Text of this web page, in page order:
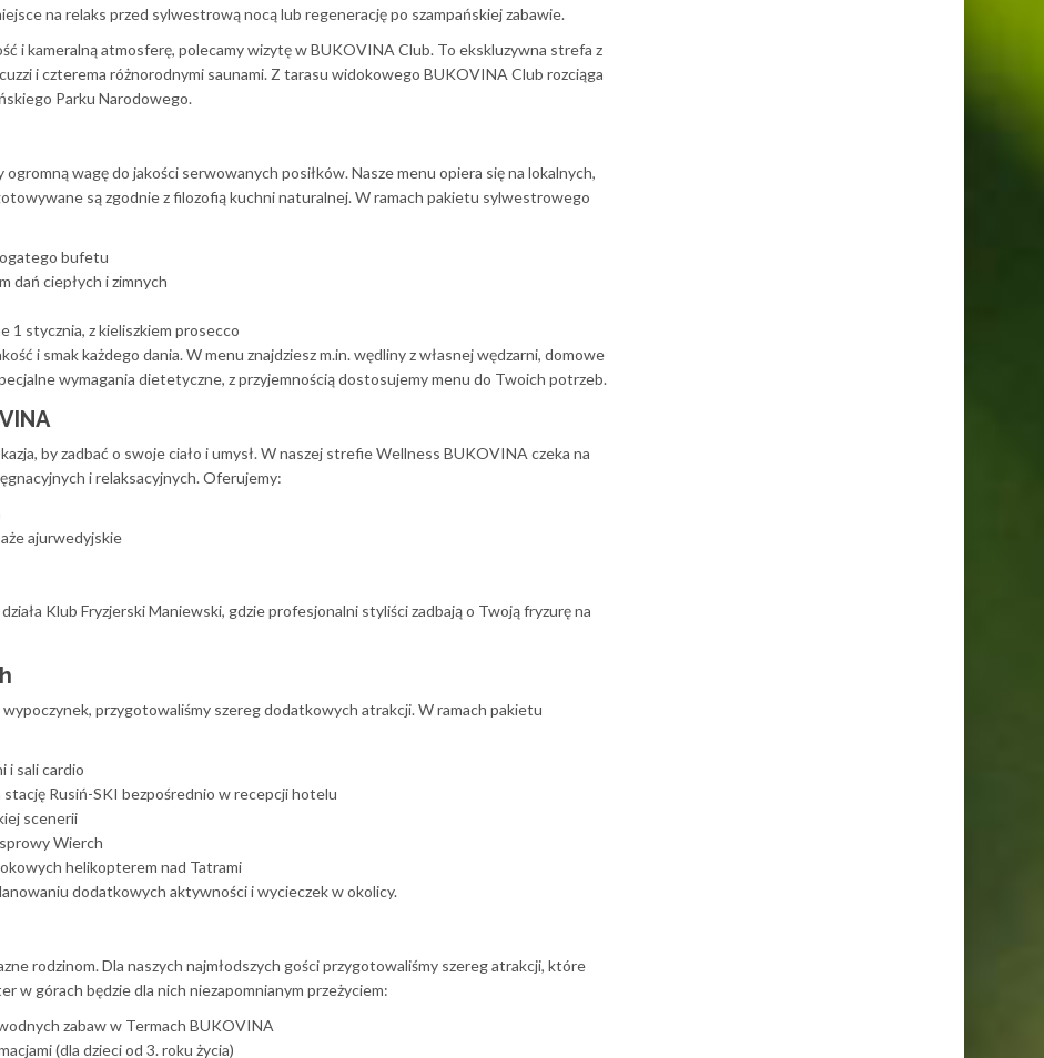
na relaks przed sylwestrową nocą lub regenerację po szampańskiej zabawie.
i kameralną atmosferę, polecamy wizytę w BUKOVINA Club. To ekskluzywna strefa z
i czterema różnorodnymi saunami. Z tarasu widokowego BUKOVINA Club rozciąga
Parku Narodowego.
wagę do jakości serwowanych posiłków. Nasze menu opiera się na lokalnych,
są zgodnie z filozofią kuchni naturalnej. W ramach pakietu sylwestrowego
bufetu
dań ciepłych i zimnych
1 stycznia, z kieliszkiem prosecco
i smak każdego dania. W menu znajdziesz m.in. wędliny z własnej wędzarni, domowe
wymagania dietetyczne, z przyjemnością dostosujemy menu do Twoich potrzeb.
by zadbać o swoje ciało i umysł. W naszej strefie Wellness BUKOVINA czeka na
i relaksacyjnych. Oferujemy:
ajurwedyjskie
Klub Fryzjerski Maniewski, gdzie profesjonalni styliści zadbają o Twoją fryzurę na
przygotowaliśmy szereg dodatkowych atrakcji. W ramach pakietu
i sali cardio
Rusiń-SKI bezpośrednio w recepcji hotelu
scenerii
Wierch
helikopterem nad Tatrami
dodatkowych aktywności i wycieczek w okolicy.
rodzinom. Dla naszych najmłodszych gości przygotowaliśmy szereg atrakcji, które
w górach będzie dla nich niezapomnianym przeżyciem:
zabaw w Termach BUKOVINA
(dla dzieci od 3. roku życia)